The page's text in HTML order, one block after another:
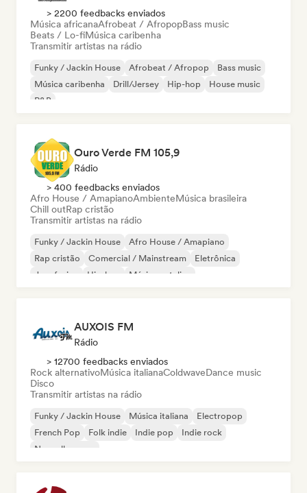
> 2200 feedbacks enviados
Música africanaAfrobeat / AfropopBass music
Beats / Lo-fiMúsica caribenha
Transmitir artistas na rádio
Funky / Jackin House Afrobeat / Afropop
Bass music
Música caribenha
Drill/Jersey Hip-hop
House music
R&B
Ouro Verde FM 105,9
Rádio
> 400 feedbacks enviados
Afro House / AmapianoAmbienteMúsica brasileira
Chill outRap cristão
Transmitir artistas na rádio
Funky / Jackin House
Afro House / Amapiano
Rap cristão
Comercial / Mainstream
Eletrônica
Jazz fusion
Hip-hop Música natalina
AUXOIS FM
Rádio
> 12700 feedbacks enviados
Rock alternativoMúsica italianaColdwaveDance music
Disco
Transmitir artistas na rádio
Funky / Jackin House Música italiana
Electropop
French Pop
Folk indie Indie pop
Indie rock
Nouvelle scene